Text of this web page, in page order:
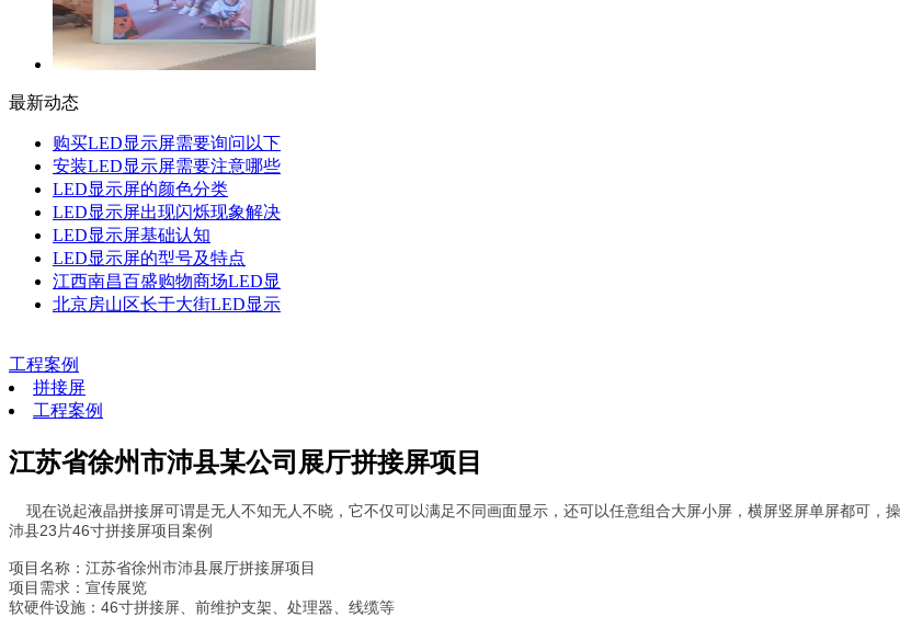
最新动态
购买LED显示屏需要询问以下
安装LED显示屏需要注意哪些
LED显示屏的颜色分类
LED显示屏出现闪烁现象解决
LED显示屏基础认知
LED显示屏的型号及特点
江西南昌百盛购物商场LED显
北京房山区长于大街LED显示
工程案例
拼接屏
工程案例
江苏省徐州市沛县某公司展厅拼接屏项目
现在说起液晶拼接屏可谓是无人不知无人不晓，它不仅可以满足不同画面显示，还可以任意组合大屏小屏，横屏竖屏单屏都可，
沛县23片46寸拼接屏项目案例
项目名称：江苏省徐州市沛县展厅拼接屏项目
项目需求：宣传展览
软硬件设施：46寸拼接屏、前维护支架、处理器、线缆等